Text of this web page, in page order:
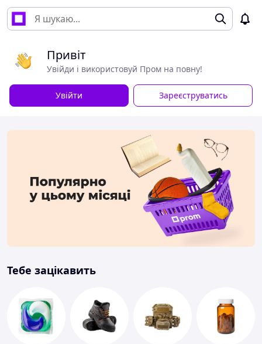
Привіт
Увійди і використовуй Пром на повну!
Увійти Зареєструватись
Тебе зацікавить